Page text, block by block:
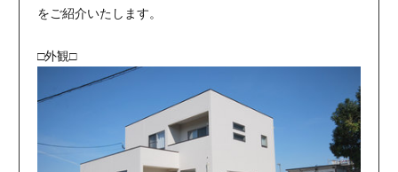
をご紹介いたします。
□外観□